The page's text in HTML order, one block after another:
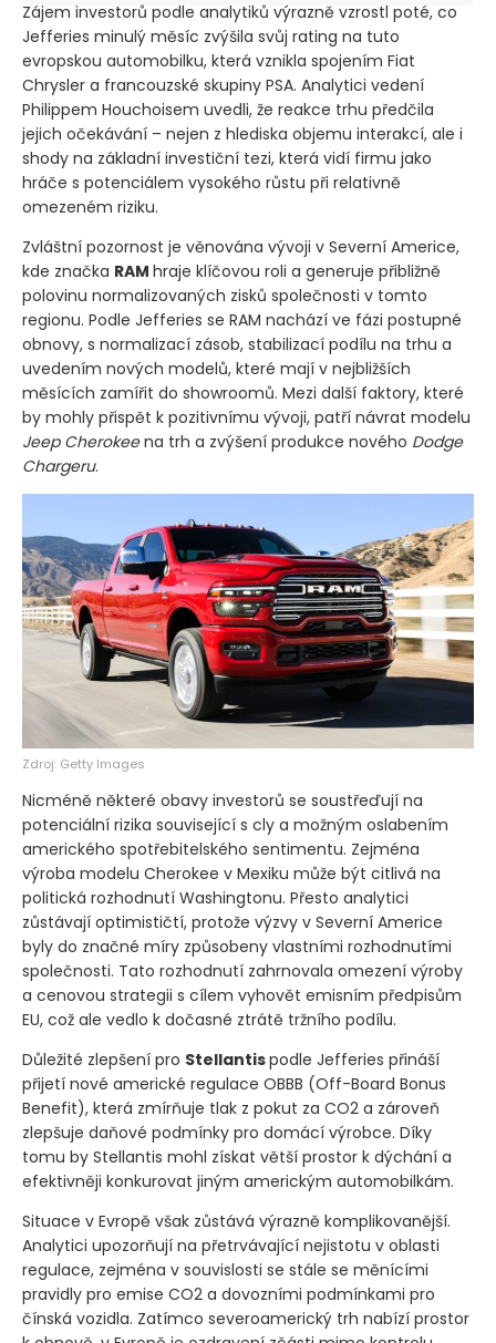
Zájem investorů podle analytiků výrazně vzrostl poté, co
Jefferies minulý měsíc zvýšila svůj rating na tuto
evropskou automobilku, která vznikla spojením Fiat
Chrysler a francouzské skupiny PSA. Analytici vedení
Philippem Houchoisem uvedli, že reakce trhu předčila
jejich očekávání – nejen z hlediska objemu interakcí, ale i
shody na základní investiční tezi, která vidí firmu jako
hráče s potenciálem vysokého růstu při relativně
omezeném riziku.
Zvláštní pozornost je věnována vývoji v Severní Americe,
kde značka RAM hraje klíčovou roli a generuje přibližně
polovinu normalizovaných zisků společnosti v tomto
regionu. Podle Jefferies se RAM nachází ve fázi postupné
obnovy, s normalizací zásob, stabilizací podílu na trhu a
uvedením nových modelů, které mají v nejbližších
měsících zamířit do showroomů. Mezi další faktory, které
by mohly přispět k pozitivnímu vývoji, patří návrat modelu
Jeep Cherokeena trh a zvýšení produkce nového Dodge
Chargeru.
Zdroj: Getty Images
Nicméně některé obavy investorů se soustřeďují na
potenciální rizika související s cly a možným oslabením
amerického spotřebitelského sentimentu. Zejména
výroba modelu Cherokee v Mexiku může být citlivá na
politická rozhodnutí Washingtonu. Přesto analytici
zůstávají optimističtí, protože výzvy v Severní Americe
byly do značné míry způsobeny vlastními rozhodnutími
společnosti. Tato rozhodnutí zahrnovala omezení výroby
a cenovou strategii s cílem vyhovět emisním předpisům
EU, což ale vedlo k dočasné ztrátě tržního podílu.
Důležité zlepšení pro Stellantispodle Jefferies přináší
přijetí nové americké regulace OBBB (Off-Board Bonus
Benefit), která zmírňuje tlak z pokut za CO2 a zároveň
zlepšuje daňové podmínky pro domácí výrobce. Díky
tomu by Stellantis mohl získat větší prostor k dýchání a
efektivněji konkurovat jiným americkým automobilkám.
Situace v Evropě však zůstává výrazně komplikovanější.
Analytici upozorňují na přetrvávající nejistotu v oblasti
regulace, zejména v souvislosti se stále se měnícími
pravidly pro emise CO2 a dovozními podmínkami pro
čínská vozidla. Zatímco severoamerický trh nabízí prostor